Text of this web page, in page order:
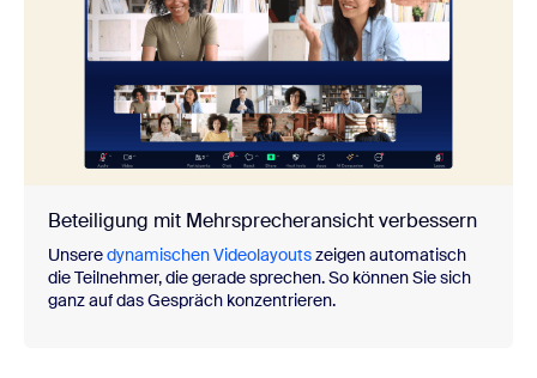
Beteiligung mit Mehrsprecheransicht verbessern
Unseredynamischen Videolayoutszeigen automatisch
die Teilnehmer, die gerade sprechen. So können Sie sich
ganz auf das Gespräch konzentrieren.